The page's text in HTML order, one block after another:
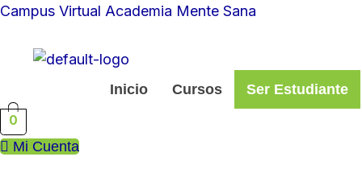
Ir
contenido
Campus Virtual Academia Mente Sana
Inicio Cursos Ser Estudiante
0
Mi Cuenta